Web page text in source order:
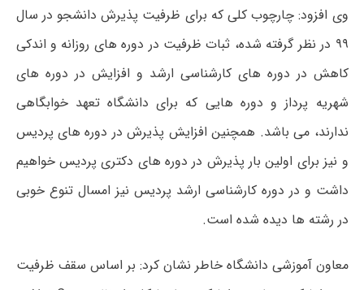
وی افزود: چارچوب کلی که برای ظرفیت پذیرش دانشجو در سال
۹۹ در نظر گرفته شده، ثبات ظرفیت در دوره های روزانه و اندکی
کاهش در دوره های کارشناسی ارشد و افزایش در دوره های
شهریه پرداز و دوره هایی که برای دانشگاه تعهد خوابگاهی
ندارند، می باشد. همچنین افزایش پذیرش در دوره های پردیس
و نیز برای اولین بار پذیرش در دوره های دکتری پردیس خواهیم
داشت و در دوره کارشناسی ارشد پردیس نیز امسال تنوع خوبی
در رشته ها دیده شده است.
معاون آموزشی دانشگاه خاطر نشان کرد: بر اساس سقف ظرفیت